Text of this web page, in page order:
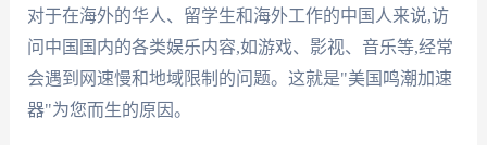
对于在海外的华人、留学生和海外工作的中国人来说,访
问中国国内的各类娱乐内容,如游戏、影视、音乐等,经常
会遇到网速慢和地域限制的问题。这就是"美国鸣潮加速
器"为您而生的原因。